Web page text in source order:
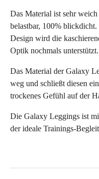
Das Material ist sehr
belastbar, 100%
Design wird die
Optik nochmals unterstützt.
Das Material der Galaxy
weg und schließt diesen
trockenes Gefühl auf der
Die Galaxy Leggings ist
der ideale Trainings-